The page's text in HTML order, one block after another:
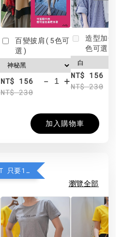
百變披肩(5色可
選)
NT$ 156
NT$ 230
- +
造型加分
色可選)
NT$ 156
NT$ 230
加入購物車
加購 MIT防曬透氣棉T 只要190元
瀏覽全部